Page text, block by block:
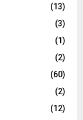
(13)
(3)
(1)
(2)
(60)
(2)
(12)